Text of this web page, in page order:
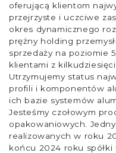
oferującą klientom
przejrzyste i uczciwe
okres dynamicznego
prężny holding
sprzedaży na poziomie
klientami z
Utrzymujemy status
profili i komponentów
ich bazie systemów
Jesteśmy czołowym
opakowaniowych.
realizowanych w roku
końcu 2024 roku spółki